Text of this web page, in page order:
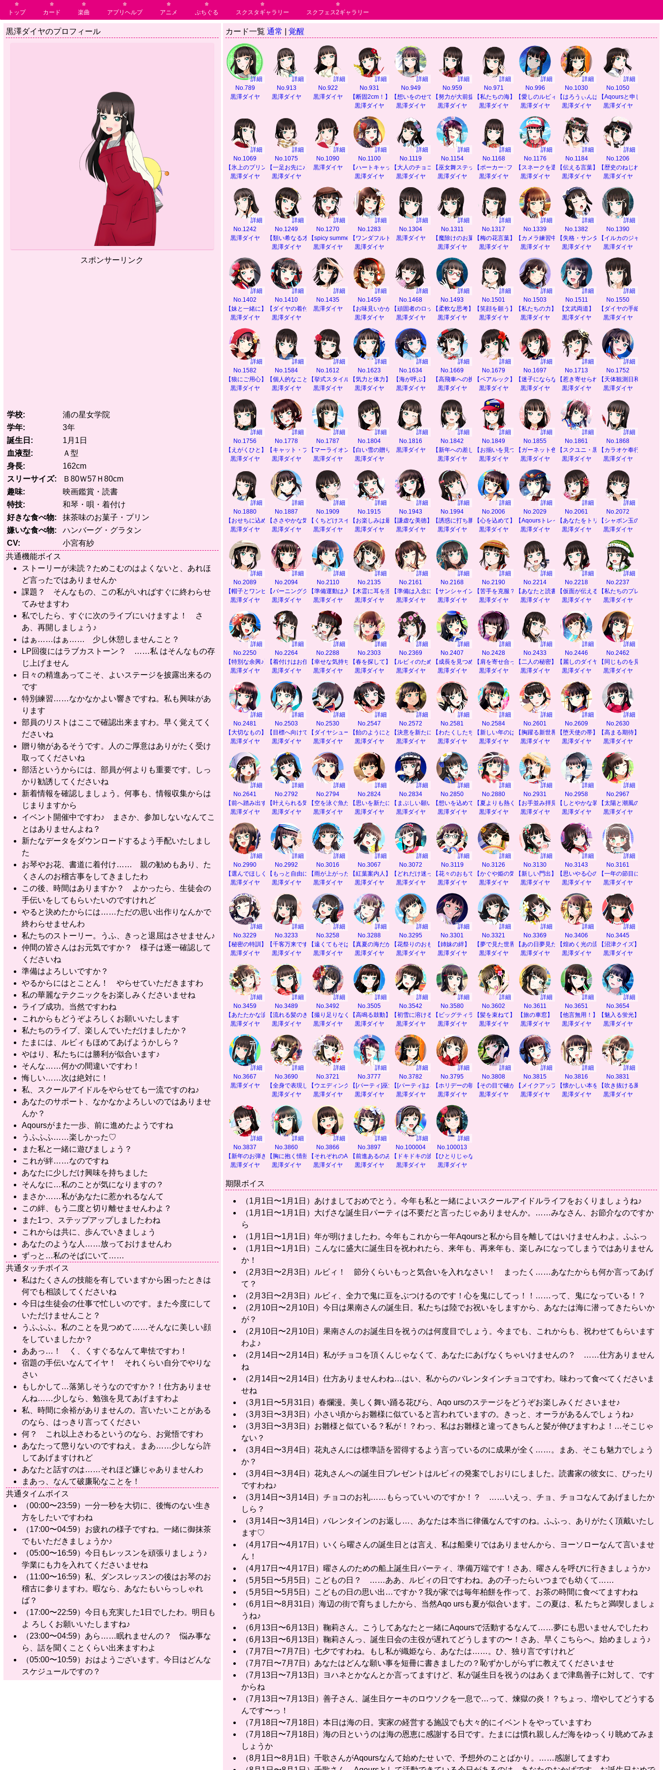
トップ カード 楽曲 アプリヘルプ アニメ ぷちぐる スクスタギャラリー スクフェス2ギャラリー
黒澤ダイヤのプロフィール
スポンサーリンク
学校
浦の星女学院
学年
3年
誕生日
1月1日
血液型
Ａ型
身長
162cm
スリーサイズ
Ｂ80Ｗ57Ｈ80cm
趣味
映画鑑賞・読書
特技
和琴・唄・着付け
好きな食べ物
抹茶味のお菓子・プリン
嫌いな食べ物
ハンバーグ・グラタン
CV
小宮有紗
共通機能ボイス
ストーリーが未読？ためこむのはよくないと、あれほ
ど言ったではありませんか
課題？ そんなもの、この私がいればすぐに終わらせ
てみせますわ
私でしたら、すぐに次のライブにいけますよ！ さ
あ、再開しましょう♪
はぁ……はぁ…… 少し休憩しませんこと？
LP回復にはラブカストーン？ ……私 はそんなもの存
じ上げません
日々の精進あってこそ、よいステージを披露出来るの
です
特別練習……なかなかよい響きですね。私も興味があ
ります
部員のリストはここで確認出来ますわ。早く覚えてく
ださいね
贈り物があるそうです。人のご厚意はありがたく受け
取ってくださいね
部活というからには、部員が何よりも重要です。しっ
かり勧誘してくださいね
新着情報を確認しましょう。何事も、情報収集からは
じまりますから
イベント開催中ですわ♪ まさか、参加しないなんてこ
とはありませんよね？
新たなデータをダウンロードするよう手配いたしまし
た
お琴やお花、書道に着付け…… 親の勧めもあり、た
くさんのお稽古事をしてきましたわ
この後、時間はありますか？ よかったら、生徒会の
手伝いをしてもらいたいのですけれど
やると決めたからには……ただの思い出作りなんかで
終わらせませんわ
私たちのストーリー。うふ、きっと退屈はさせません♪
仲間の皆さんはお元気ですか？ 様子は逐一確認して
くださいね
準備はよろしいですか？
やるからにはとことん！ やらせていただきますわ
私の華麗なテクニックをお楽しみくださいませね
ライブ成功。当然ですわね
これからもどうぞよろしくお願いいたします
私たちのライブ、楽しんでいただけましたか？
たまには、ルビィもほめてあげようかしら？
やはり、私たちには勝利が似合います♪
そんな……何かの間違いですわ！
悔しい……次は絶対に！
私、スクールアイドルをやらせても一流ですのね♪
あなたのサポート、なかなかよろしいのではありませ
んか？
Aqoursがまた一歩、前に進めたようですね
うふふふ……楽しかった♡
また私と一緒に遊びましょう？
これが絆……なのですね
あなたに少しだけ興味を持ちました
そんなに…私のことが気になりますの？
まさか……私があなたに惹かれるなんて
この絆、もう二度と切り離せませんわよ？
また1つ、ステップアップしましたわね
これからは共に、歩んでいきましょう
あなたのような人……放っておけませんわ
ずっと…私のそばにいて……
共通タッチボイス
私はたくさんの技能を有していますから困ったときは
何でも相談してくださいね
今日は生徒会の仕事で忙しいのです。また今度にして
いただけませんこと？
うふふふ。私のことを見つめて……そんなに美しい顔
をしていましたか？
ああっ…！ く、くすぐるなんて卑怯ですわ！
宿題の手伝いなんてイヤ！ それくらい自分でやりな
さい
もしかして…落第しそうなのですか？！仕方ありませ
んね……少しなら、勉強を見てあげますわよ
私、時間に余裕がありませんの。言いたいことがある
のなら、はっきり言ってください
何？ これ以上さわるというのなら、お覚悟ですわ
あなたって懲りないのですねえ。まあ……少しなら許
してあげますけれど
あなたと話すのは……それほど嫌じゃありませんわ
まあっ、なんて破廉恥なことを！
共通タイムボイス
（00:00〜23:59）一分一秒を大切に、後悔のない生き
方をしたいですわね
（17:00〜04:59）お疲れの様子ですね。一緒に御抹茶
でもいただきましょうか♪
（05:00〜16:59）今日もレッスンを頑張りましょう♪
学業にも力を入れてくださいませね
（11:00〜16:59）私、ダンスレッスンの後はお琴のお
稽古に参りますわ。暇なら、あなたもいらっしゃれ
ば？
（17:00〜22:59）今日も充実した1日でしたわ。明日も
よ ろしくお願いいたしますね♪
（23:00〜04:59）あら……眠れませんの？ 悩み事な
ら、話を聞くことくらい出来ますわよ
（05:00〜10:59）おはようございます。今日はどんな
スケジュールですの？
カード一覧 通常 覚醒
詳細
No.789
黒澤ダイヤ
詳細
No.913
黒澤ダイヤ
詳細
No.922
黒澤ダイヤ
詳細
No.931
【断固2cm！】
黒澤ダイヤ
詳細
No.949
【想いをのせて】
黒澤ダイヤ
詳細
No.959
【努力が大前提】
黒澤ダイヤ
詳細
No.971
【私たちの海】
黒澤ダイヤ
詳細
No.996
【愛しのルビィ】
黒澤ダイヤ
詳細
No.1030
【はろうぃんぱーてぃ】
黒澤ダイヤ
詳細
No.1050
【Aqoursと申しますわ
黒澤ダイヤ
詳細
No.1069
【氷上のプリンセス】
黒澤ダイヤ
詳細
No.1075
【一足お先に♪】
黒澤ダイヤ
詳細
No.1090
黒澤ダイヤ
詳細
No.1100
【ハートキャッチ♪】
黒澤ダイヤ
詳細
No.1119
【大人のチョコレート】
黒澤ダイヤ
詳細
No.1154
【巫女舞ステップ】
黒澤ダイヤ
詳細
No.1168
【ポーカー･フェイス】
黒澤ダイヤ
詳細
No.1176
【スネークを選んだ理由】
黒澤ダイヤ
詳細
No.1184
【伝える言葉】
黒澤ダイヤ
詳細
No.1206
【歴史のねじれ】
黒澤ダイヤ
詳細
No.1242
黒澤ダイヤ
詳細
No.1249
【類い希なる才能】
黒澤ダイヤ
詳細
No.1270
【spicy summer】
黒澤ダイヤ
詳細
No.1283
【ワンダフルドリーム】
黒澤ダイヤ
詳細
No.1304
黒澤ダイヤ
詳細
No.1311
【魔除けのお菓子】
黒澤ダイヤ
詳細
No.1317
【梅の花言葉】
黒澤ダイヤ
詳細
No.1339
【カメラ練習中】
黒澤ダイヤ
詳細
No.1382
【失格・サンタクロース】
黒澤ダイヤ
詳細
No.1390
【イルカのジャンプ】
黒澤ダイヤ
詳細
No.1402
【妹と一緒に】
黒澤ダイヤ
詳細
No.1410
【ダイヤの着付け教室】
黒澤ダイヤ
詳細
No.1435
黒澤ダイヤ
詳細
No.1459
【お味見いかが？】
黒澤ダイヤ
詳細
No.1468
【頑固者のロック】
黒澤ダイヤ
詳細
No.1493
【柔軟な思考】
黒澤ダイヤ
詳細
No.1501
【笑顔を願う】
黒澤ダイヤ
詳細
No.1503
【私たちの力】
黒澤ダイヤ
詳細
No.1511
【文武両道】
黒澤ダイヤ
詳細
No.1550
【ダイヤの手紙指南】
黒澤ダイヤ
詳細
No.1582
【狼にご用心】
黒澤ダイヤ
詳細
No.1584
【個人的なこと】
黒澤ダイヤ
詳細
No.1612
【挙式スタイル】
黒澤ダイヤ
詳細
No.1623
【気力と体力】
黒澤ダイヤ
詳細
No.1634
【海が呼ぶ】
黒澤ダイヤ
詳細
No.1669
【高飛車への挑戦】
黒澤ダイヤ
詳細
No.1679
【ペアルック】
黒澤ダイヤ
詳細
No.1697
【迷子にならないように】
黒澤ダイヤ
詳細
No.1713
【惹き寄せられる秘密】
黒澤ダイヤ
詳細
No.1752
【天体観測日和】
黒澤ダイヤ
詳細
No.1756
【えがくひと】
黒澤ダイヤ
詳細
No.1778
【キャット・プリティ】
黒澤ダイヤ
詳細
No.1787
【マーライオンへの道】
黒澤ダイヤ
詳細
No.1804
【白い雪の贈り物】
黒澤ダイヤ
詳細
No.1816
黒澤ダイヤ
詳細
No.1842
【新年への差し入れ】
黒澤ダイヤ
詳細
No.1849
【お揃いを見つけて】
黒澤ダイヤ
詳細
No.1855
【ガーネット色のドレス】
黒澤ダイヤ
詳細
No.1861
【スクユニ・黒澤ダイヤ】
黒澤ダイヤ
詳細
No.1868
【カラオケ奉行】
黒澤ダイヤ
詳細
No.1880
【おせちに込めた願い】
黒澤ダイヤ
詳細
No.1887
【ささやかな気遣い】
黒澤ダイヤ
詳細
No.1909
【くちどけスイート】
黒澤ダイヤ
詳細
No.1915
【お楽しみは最後に】
黒澤ダイヤ
詳細
No.1943
【謙虚な美徳】
黒澤ダイヤ
詳細
No.1994
【誘惑に打ち勝て！】
黒澤ダイヤ
詳細
No.2006
【心を込めて】
黒澤ダイヤ
詳細
No.2029
【Aqoursトレイン】
黒澤ダイヤ
詳細
No.2061
【あなたをトリコに】
黒澤ダイヤ
詳細
No.2072
【シャボン玉のコツ♪】
黒澤ダイヤ
詳細
No.2089
【帽子とワンピース】
黒澤ダイヤ
詳細
No.2094
【バーニングクイズ】
黒澤ダイヤ
詳細
No.2110
【準備運動は入念に】
黒澤ダイヤ
詳細
No.2135
【木霊に耳を澄ませて】
黒澤ダイヤ
詳細
No.2161
【準備は入念に】
黒澤ダイヤ
詳細
No.2168
【サンシャインを感じて】
黒澤ダイヤ
詳細
No.2190
【苦手を克服？】
黒澤ダイヤ
詳細
No.2214
【あなたと読書】
黒澤ダイヤ
詳細
No.2218
【仮面が伝える思い】
黒澤ダイヤ
詳細
No.2237
【私たちのプレゼント】
黒澤ダイヤ
詳細
No.2250
【特別な余興♪】
黒澤ダイヤ
詳細
No.2264
【着付けはお任せ】
黒澤ダイヤ
詳細
No.2288
【幸せな気持ち】
黒澤ダイヤ
詳細
No.2303
【春を探して】
黒澤ダイヤ
詳細
No.2369
【ルビィのために】
黒澤ダイヤ
詳細
No.2407
【成長を見つめて】
黒澤ダイヤ
詳細
No.2428
【肩を寄せ合って】
黒澤ダイヤ
詳細
No.2433
【二人の秘密】
黒澤ダイヤ
詳細
No.2446
【麗しのダイヤモンド】
黒澤ダイヤ
詳細
No.2462
【同じものを見て感じ
黒澤ダイヤ
詳細
No.2481
【大切なもの】
黒澤ダイヤ
詳細
No.2503
【目標へ向けて前進♪】
黒澤ダイヤ
詳細
No.2530
【ダイヤシュート♡】
黒澤ダイヤ
詳細
No.2547
【飴のようにとろけて】
黒澤ダイヤ
詳細
No.2572
【決意を新たに】
黒澤ダイヤ
詳細
No.2581
【わたくしたちの特等席】
黒澤ダイヤ
詳細
No.2584
【新しい年のはじまりに】
黒澤ダイヤ
詳細
No.2601
【胸躍る新世界】
黒澤ダイヤ
詳細
No.2609
【堕天使の帯】
黒澤ダイヤ
詳細
No.2630
【高まる期待】
黒澤ダイヤ
詳細
No.2641
【前へ踏み出す力】
黒澤ダイヤ
詳細
No.2792
【叶えられる気がして】
黒澤ダイヤ
詳細
No.2794
【空を泳ぐ魚たち】
黒澤ダイヤ
詳細
No.2824
【思いを新たに】
黒澤ダイヤ
詳細
No.2834
【まぶしい願いごと】
黒澤ダイヤ
詳細
No.2850
【想いを込めて】
黒澤ダイヤ
詳細
No.2880
【夏よりも熱く】
黒澤ダイヤ
詳細
No.2931
【お手並み拝見】
黒澤ダイヤ
詳細
No.2958
【しとやかな装い】
黒澤ダイヤ
詳細
No.2967
【太陽と潮風の恵み】
黒澤ダイヤ
詳細
No.2990
【選んでほしくて】
黒澤ダイヤ
詳細
No.2992
【もっと自由に】
黒澤ダイヤ
詳細
No.3016
【雨が上がったら】
黒澤ダイヤ
詳細
No.3067
【紅葉案内人】
黒澤ダイヤ
詳細
No.3072
【どれだけ迷っても】
黒澤ダイヤ
詳細
No.3119
【花々のおもてなし】
黒澤ダイヤ
詳細
No.3126
【かぐや姫の気持ち】
黒澤ダイヤ
詳細
No.3130
【新しい門出】
黒澤ダイヤ
詳細
No.3143
【思いやる心の絆】
黒澤ダイヤ
詳細
No.3161
【一年の節目に】
黒澤ダイヤ
詳細
No.3229
【秘密の特訓】
黒澤ダイヤ
詳細
No.3233
【千客万来ですわ】
黒澤ダイヤ
詳細
No.3258
【遠くてもそばに】
黒澤ダイヤ
詳細
No.3288
【真夏の海だから】
黒澤ダイヤ
詳細
No.3295
【花祭りのおもてなし】
黒澤ダイヤ
詳細
No.3301
【姉妹の絆】
黒澤ダイヤ
詳細
No.3321
【夢で見た世界】
黒澤ダイヤ
詳細
No.3369
【あの日夢見たもの】
黒澤ダイヤ
詳細
No.3406
【煌めく光の流れ】
黒澤ダイヤ
詳細
No.3445
【沼津クイズ】
黒澤ダイヤ
詳細
No.3459
【あたたかな涙】
黒澤ダイヤ
詳細
No.3489
【流れる髪のきらめき】
黒澤ダイヤ
詳細
No.3492
【撮り足りなくて】
黒澤ダイヤ
詳細
No.3505
【高鳴る鼓動】
黒澤ダイヤ
詳細
No.3542
【初雪に溶ける思い】
黒澤ダイヤ
詳細
No.3580
【ビッグティラミス】
黒澤ダイヤ
詳細
No.3602
【髪を束ねて】
黒澤ダイヤ
詳細
No.3611
【旅の車窓】
黒澤ダイヤ
詳細
No.3651
【他言無用！】
黒澤ダイヤ
詳細
No.3654
【魅入る蛍光】
黒澤ダイヤ
詳細
No.3667
黒澤ダイヤ
詳細
No.3690
【全身で表現したいから】
黒澤ダイヤ
詳細
No.3721
【ウエディングの夢】
黒澤ダイヤ
詳細
No.3777
【[パーティ]巫女舞ステップ】
黒澤ダイヤ
詳細
No.3782
【[パーティ]はろうぃんぱーてぃ】
黒澤ダイヤ
詳細
No.3795
【ホリデーの朝】
黒澤ダイヤ
詳細
No.3808
【その目で確かめて】
黒澤ダイヤ
詳細
No.3815
【メイクアップルビィ】
黒澤ダイヤ
詳細
No.3816
【懐かしい本を】
黒澤ダイヤ
詳細
No.3831
【吹き抜ける風の香り】
黒澤ダイヤ
詳細
No.3837
【新年のお弾き初め】
黒澤ダイヤ
詳細
No.3860
【胸に抱く情熱の色】
黒澤ダイヤ
詳細
No.3866
【それぞれのAqours】
黒澤ダイヤ
詳細
No.3897
【前進あるのみ！】
黒澤ダイヤ
詳細
No.100004
【ドキドキの波に乗って】
黒澤ダイヤ
詳細
No.100013
【ひとりじゃないから】
黒澤ダイヤ
期限ボイス
（1月1日〜1月1日）あけましておめでとう。今年も私と一緒によいスクールアイドルライフをおくりましょうね♪
（1月1日〜1月1日）大げさな誕生日パーティは不要だと言ったじゃありませんか。……みなさん、お節介なのですか
ら
（1月1日〜1月1日）年が明けましたわ。今年もこれから一年Aqoursと私から目を離してはいけませんわよ。ふふっ
（1月1日〜1月1日）こんなに盛大に誕生日を祝われたら、来年も、再来年も、楽しみになってしまうではありません
か！
（2月3日〜2月3日）ルビィ！ 節分くらいもっと気合いを入れなさい！ まったく……あなたからも何か言ってあげ
て？
（2月3日〜2月3日）ルビィ、全力で鬼に豆をぶつけるのです！心を鬼にしてっ！！……って、鬼になっている！？
（2月10日〜2月10日）今日は果南さんの誕生日。私たちは陸でお祝いをしますから、あなたは海に潜ってきたらいか
が？
（2月10日〜2月10日）果南さんのお誕生日を祝うのは何度目でしょう。今までも、これからも、祝わせてもらいます
わよ♪
（2月14日〜2月14日）私がチョコを頂くんじゃなくて、あなたにあげなくちゃいけませんの？ ……仕方ありません
ね
（2月14日〜2月14日）仕方ありませんわね…はい、私からのバレンタインチョコですわ。味わって食べてくださいま
せね
（3月1日〜5月31日）春爛漫。美しく舞い踊る花びら、Aqo ursのステージをどうぞお楽しみくだ さいませ♪
（3月3日〜3月3日）小さい頃からお雛様に似ていると言われていますの。きっと、オーラがあるんでしょうね♪
（3月3日〜3月3日）お雛様と似ている？私が！？わっ、私はお雛様と違ってきちんと髪が伸びますわよ！…そこじゃ
ない？
（3月4日〜3月4日）花丸さんには標準語を習得するよう言っているのに成果が全く……。まあ、そこも魅力でしょう
か？
（3月4日〜3月4日）花丸さんへの誕生日プレゼントはルビィの発案でしおりにしました。読書家の彼女に、ぴったり
ですわね♪
（3月14日〜3月14日）チョコのお礼……もらっていいのですか！？ ……いえっ、チョ、チョコなんてあげましたか
しら？
（3月14日〜3月14日）バレンタインのお返し…、あなたは本当に律儀なんですのね。ふふっ、ありがたく頂戴いたし
ます♡
（4月17日〜4月17日）いくら曜さんの誕生日とは言え、私は船乗りではありませんから、ヨーソローなんて言いませ
ん！
（4月17日〜4月17日）曜さんのための船上誕生日パーティ、準備万端です！さあ、曜さんを呼びに行きましょうか♪
（5月5日〜5月5日）こどもの日？ ……ああ、ルビィの日ですわね。あの子ったらいつまでも幼くて……
（5月5日〜5月5日）こどもの日の思い出…ですか？我が家では毎年柏餅を作って、お茶の時間に食べてますわね
（6月1日〜8月31日）海辺の街で育ちましたから、当然Aqo ursも夏が似合います。この夏は、私 たちと満喫しましょ
うね♪
（6月13日〜6月13日）鞠莉さん。こうしてあなたと一緒にAqoursで活動するなんて……夢にも思いませんでしたわ
（6月13日〜6月13日）鞠莉さんっ、誕生日会の主役が遅れてどうしますの〜！さあ、早くこちらへ。始めましょう♪
（7月7日〜7月7日）七夕ですわね。もし私が織姫なら、あなたは……。ひ、独り言ですけれど
（7月7日〜7月7日）あなたはどんな願い事を短冊に書きましたの？恥ずかしがらずに教えてくださいませ
（7月13日〜7月13日）ヨハネとかなんとか言ってますけど、私が誕生日を祝うのはあくまで津島善子に対して、です
からね
（7月13日〜7月13日）善子さん、誕生日ケーキのロウソクを一息で…って、煉獄の炎！？ちょっ、増やしてどうする
んです〜っ！
（7月18日〜7月18日）本日は海の日。実家の経営する施設でも大々的にイベントをやっていますわ
（7月18日〜7月18日）海の日というのは海の恩恵に感謝する日です。たまには慣れ親しんだ海をゆっくり眺めてみま
しょうか
（8月1日〜8月1日）千歌さんがAqoursなんて始めたせ いで、予想外のことばかり。……感謝してますわ